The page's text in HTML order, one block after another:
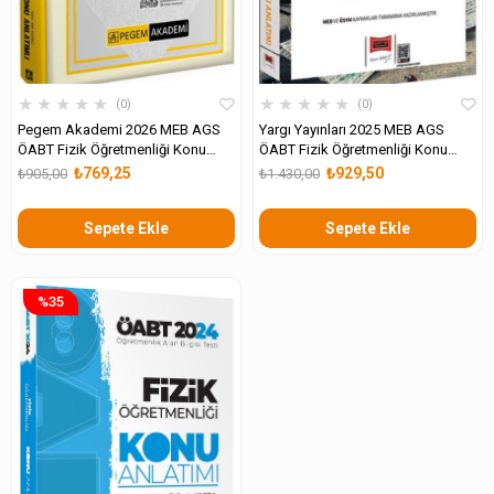
★ ★ ★ ★ ★ 0
Pegem Akademi 2026 MEB AGS
ÖABT Fizik Öğretmenliği Konu
Anlatımlı ₺769,25
₺905,00
Sepete Ekle
★ ★ ★ ★ ★ 0
Yargı Yayınları 2025 MEB AGS
ÖABT Fizik Öğretmenliği Konu
Anlatımı
₺929,50
₺1.430,00
Sepete Ekle
%35